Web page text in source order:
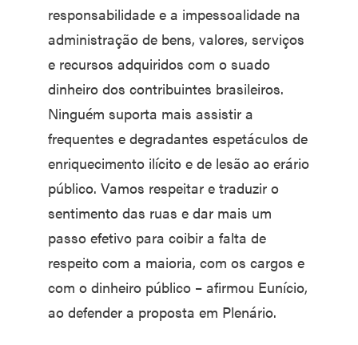
responsabilidade e a impessoalidade na
administração de bens, valores, serviços
e recursos adquiridos com o suado
dinheiro dos contribuintes brasileiros.
Ninguém suporta mais assistir a
frequentes e degradantes espetáculos de
enriquecimento ilícito e de lesão ao erário
público. Vamos respeitar e traduzir o
sentimento das ruas e dar mais um
passo efetivo para coibir a falta de
respeito com a maioria, com os cargos e
com o dinheiro público – afirmou Eunício,
ao defender a proposta em Plenário.